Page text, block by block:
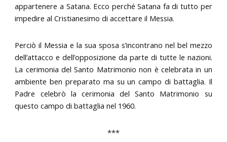
appartenere a Satana. Ecco perché Satana fa di tutto per
impedire al Cristianesimo di accettare il Messia.
Perciò il Messia e la sua sposa s’incontrano nel bel mezzo
dell’attacco e dell’opposizione da parte di tutte le nazioni.
La cerimonia del Santo Matrimonio non è celebrata in un
ambiente ben preparato ma su un campo di battaglia. Il
Padre celebrò la cerimonia del Santo Matrimonio su
questo campo di battaglia nel 1960.
***